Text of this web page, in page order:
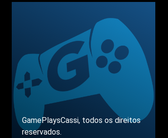
GamePlaysCassi, todos os direitos
reservados.